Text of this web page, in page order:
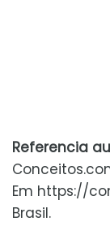
Referencia
Em https://
Brasil.